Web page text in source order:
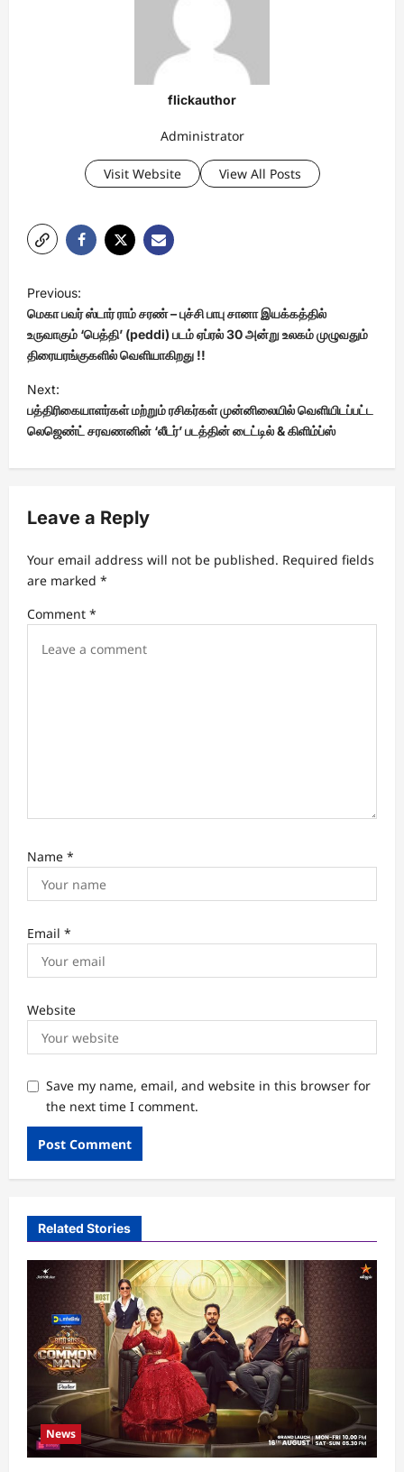
flickauthor
Administrator
Visit Website View All Posts
P
o
s
t
n
a
g
t
i
o
Previous:
மெகா பவர் ஸ்டார் ராம் சரண் – புச்சி பாபு சானா இயக்கத்தில்
உருவாகும் ‘பெத்தி’ (peddi) படம் ஏப்ரல் 30 அன்று உலகம் முழுவதும்
திரையரங்குகளில் வெளியாகிறது !!
Next:
பத்திரிகையாளர்கள் மற்றும் ரசிகர்கள் முன்னிலையில் வெளியிடப்பட்ட
லெஜெண்ட் சரவணனின் ‘லீடர்’ படத்தின் டைட்டில் & கிளிம்ப்ஸ்
Leave a Reply
Your email address will not be published. Required fields
are marked *
Comment *
Name *
Email *
Website
Save my name, email, and website in this browser for
the next time I comment.
Related Stories
News